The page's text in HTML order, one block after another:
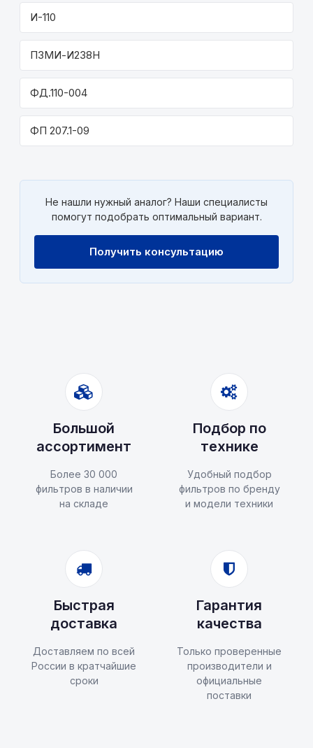
И-110
ПЗМИ-И238Н
ФД.110-004
ФП 207.1-09
Не нашли нужный аналог? Наши специалисты
помогут подобрать оптимальный вариант.
Получить консультацию
Большой
ассортимент
Более 30 000
фильтров в наличии
на складе
Подбор по
технике
Удобный подбор
фильтров по бренду
и модели техники
Быстрая
доставка
Доставляем по всей
России в кратчайшие
сроки
Гарантия
качества
Только проверенные
производители и
официальные
поставки